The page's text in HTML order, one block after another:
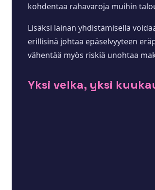
kohdentaa rahavaroja muihin
Lisäksi lainan yhdistämisellä
erillisinä johtaa epäselvyyteen
vähentää myös riskiä unohtaa
Yksi velka, yksi